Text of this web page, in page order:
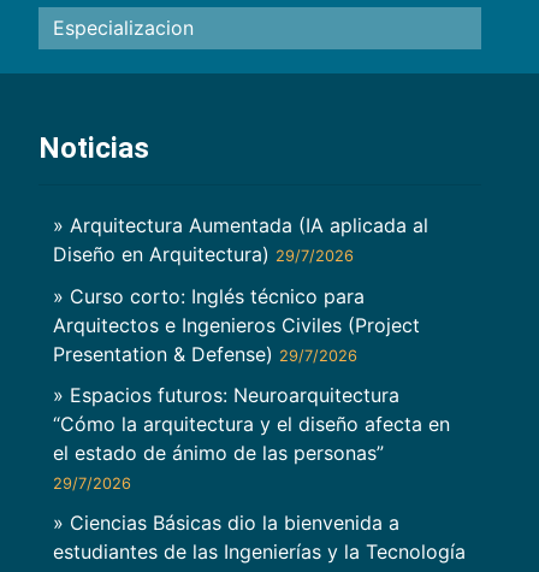
Especializacion
Noticias
» Arquitectura Aumentada (IA aplicada al
Diseño en Arquitectura) 29/7/2026
» Curso corto: Inglés técnico para
Arquitectos e Ingenieros Civiles (Project
Presentation & Defense) 29/7/2026
» Espacios futuros: Neuroarquitectura
“Cómo la arquitectura y el diseño afecta en
el estado de ánimo de las personas”
29/7/2026
» Ciencias Básicas dio la bienvenida a
estudiantes de las Ingenierías y la Tecnología